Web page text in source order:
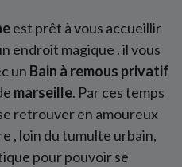
est prêt à vous accueillir
endroit magique . il vous
un Bain à remous privatif
marseille. Par ces temps
retrouver en amoureux
, loin du tumulte urbain,
pour pouvoir se